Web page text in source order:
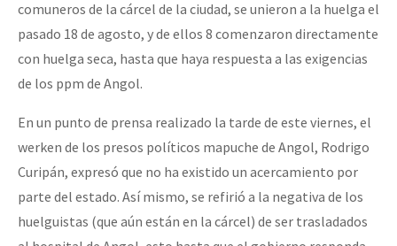
comuneros de la cárcel de la ciudad, se unieron a la huelga el
pasado 18 de agosto, y de ellos 8 comenzaron directamente
con huelga seca, hasta que haya respuesta a las exigencias
de los ppm de Angol.
En un punto de prensa realizado la tarde de este viernes, el
werken de los presos políticos mapuche de Angol, Rodrigo
Curipán, expresó que no ha existido un acercamiento por
parte del estado. Así mismo, se refirió a la negativa de los
huelguistas (que aún están en la cárcel) de ser trasladados